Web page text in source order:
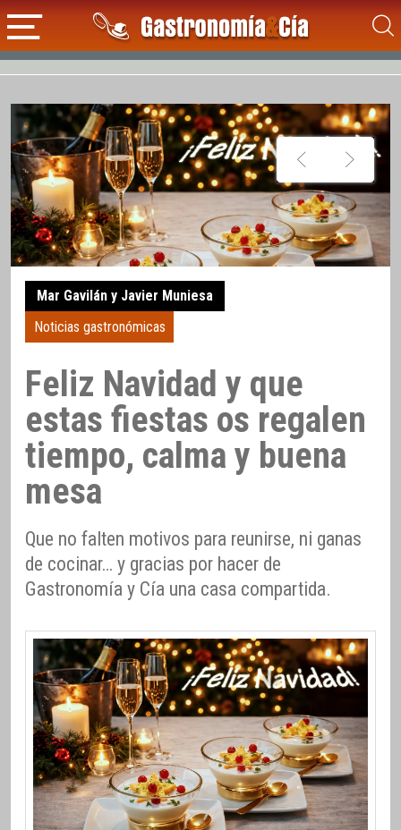
Mar Gavilán y Javier Muniesa
Noticias gastronómicas
Feliz Navidad y que
estas fiestas os regalen
tiempo, calma y buena
mesa
Que no falten motivos para reunirse, ni ganas
de cocinar… y gracias por hacer de
Gastronomía y Cía una casa compartida.